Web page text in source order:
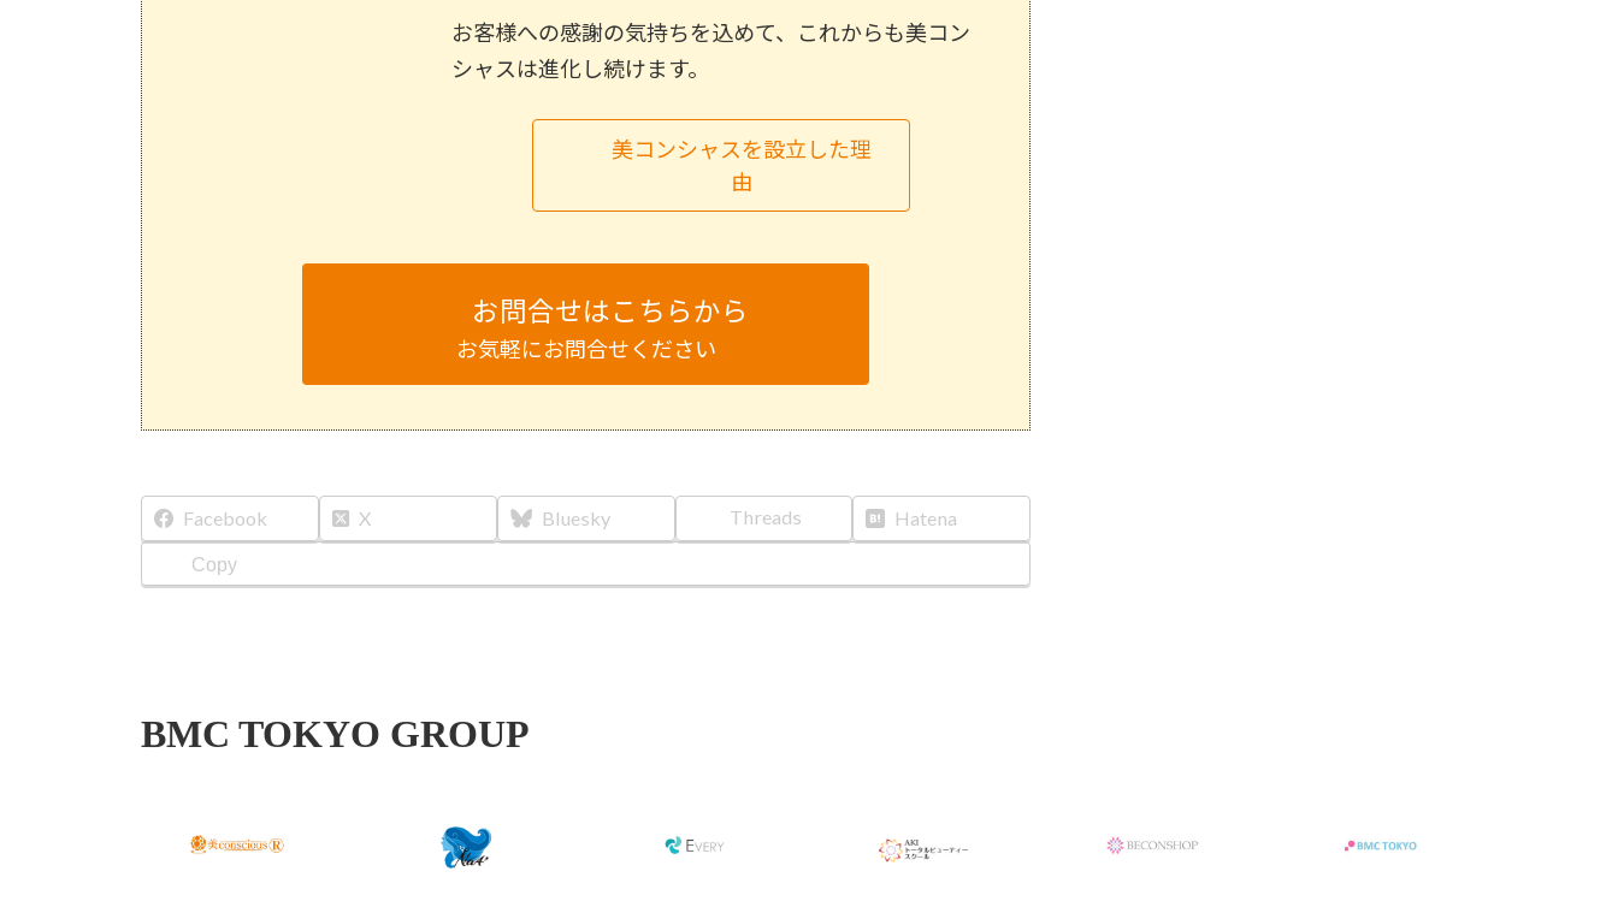
お客様への感謝の気持ちを込めて、これからも美コン
シャスは進化し続けます。
美コンシャスを設立した理
由
お問合せはこちらから
お気軽にお問合せください
Facebook X Bluesky Threads Hatena
Copy
BMC TOKYO GROUP